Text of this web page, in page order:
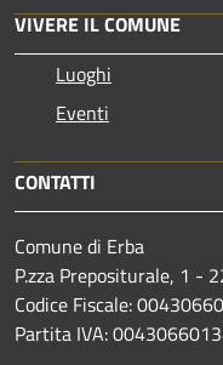
VIVERE IL COMUNE
Luoghi
Eventi
CONTATTI
Comune di Erba
P.zza Prepositurale, 1 -
Codice Fiscale:
Partita IVA: